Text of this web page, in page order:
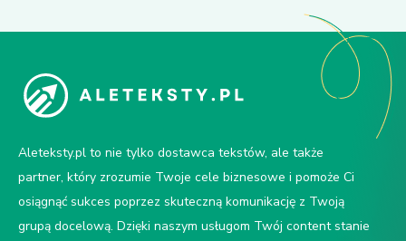
Aleteksty.pl to nie tylko dostawca tekstów, ale także
partner, który zrozumie Twoje cele biznesowe i pomoże Ci
osiągnąć sukces poprzez skuteczną komunikację z Twoją
grupą docelową. Dzięki naszym usługom Twój content stanie